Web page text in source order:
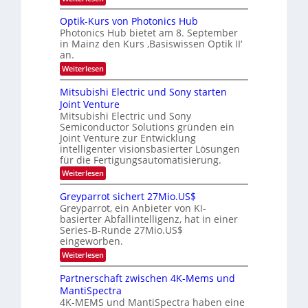
i
t
u
n
s
T
r
e
n
d
s
W
a
c
h
s
t
u
m
i
m
e
r
s
t
e
n
H
a
l
b
j
a
h
r
e
u
s
-
S
m
i
a
r
K
-
E
i
s
a
t
z
n
i
m
m
t
i
n
d
e
D
A
C
H
-
I
n
d
u
t
Optik-Kurs von Photonics Hub
Photonics Hub bietet am 8. September
in Mainz den Kurs ‚Basiswissen Optik II‘
an.
Weiterlesen:
O
p
t
i
k
-
K
u
r
s
v
o
n
P
h
o
t
o
n
i
c
s
H
u
Mitsubishi Electric und Sony starten
Joint Venture
Mitsubishi Electric und Sony
Semiconductor Solutions gründen ein
Joint Venture zur Entwicklung
intelligenter visionsbasierter Lösungen
für die Fertigungsautomatisierung.
Weiterlesen:
M
t
s
u
b
i
s
h
i
E
l
e
Greyparrot sichert 27Mio.US$
Greyparrot, ein Anbieter von KI-
basierter Abfallintelligenz, hat in einer
Series-B-Runde 27Mio.US$
eingeworben.
Weiterlesen:
G
r
e
y
p
Partnerschaft zwischen 4K-Mems und
MantiSpectra
4K-MEMS und MantiSpectra haben eine